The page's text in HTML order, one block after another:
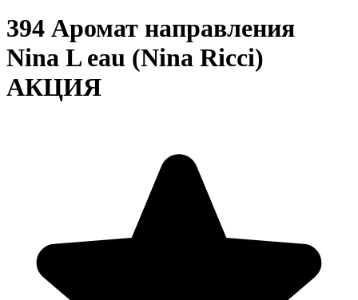
394 Аромат направления
Nina L eau (Nina Ricci)
АКЦИЯ